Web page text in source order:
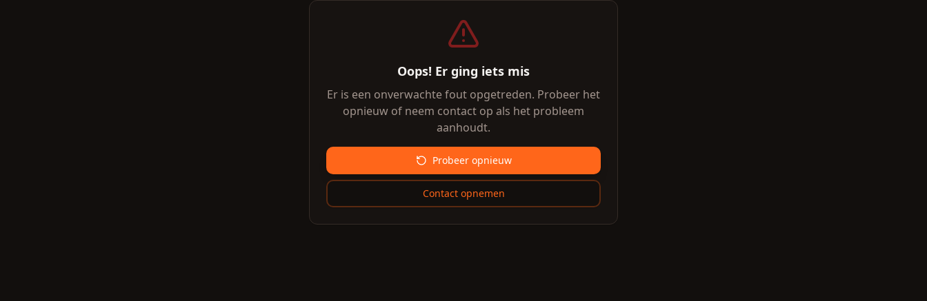
Oops! Er ging iets mis
Er is een onverwachte fout opgetreden. Probeer het
opnieuw of neem contact op als het probleem
aanhoudt.
Probeer opnieuw
Contact opnemen